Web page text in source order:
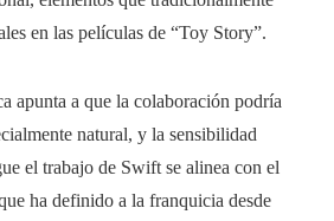
en las películas de “Toy Story”.
apunta a que la colaboración podría
natural, y la sensibilidad
el trabajo de Swift se alinea con el
ha definido a la franquicia desde